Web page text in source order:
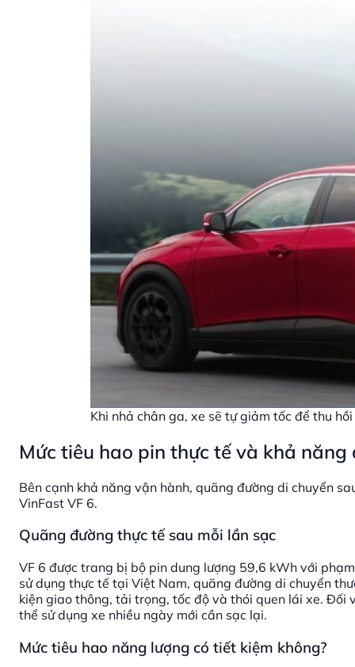
Khi nhả chân ga, xe sẽ tự giảm tốc để thu
Mức tiêu hao pin thực tế và khả năng
Bên cạnh khả năng vận hành, quãng đường di chuyển
VinFast VF 6.
Quãng đường thực tế sau mỗi lần sạc
VF 6 được trang bị bộ pin dung lượng 59,6 kWh với
sử dụng thực tế tại Việt Nam, quãng đường di chuyển
kiện giao thông, tải trọng, tốc độ và thói quen lái xe.
thể sử dụng xe nhiều ngày mới cần sạc lại.
Mức tiêu hao năng lượng có tiết kiệm không?